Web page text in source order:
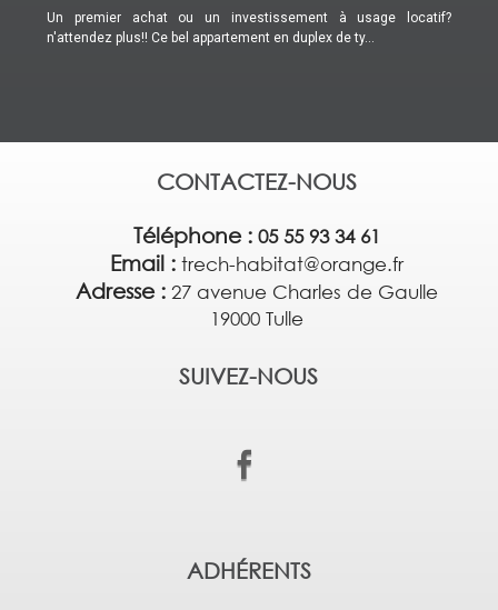
Un premier achat ou un investissement à usage locatif?
n'attendez plus!! Ce bel appartement en duplex de ty...
CONTACTEZ-NOUS
Téléphone : 05 55 93 34 61
Email : trech-habitat@orange.fr
Adresse : 27 avenue Charles de Gaulle
19000 Tulle
SUIVEZ-NOUS
ADHÉRENTS